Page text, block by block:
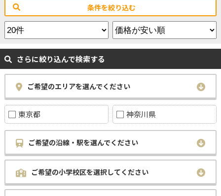
条件を絞り込む
さらに絞り込んで検索する
ご希望のエリアを選んでください
東京都 神奈川県
ご希望の沿線・駅を選んでください
ご希望の小学校区を選択してください